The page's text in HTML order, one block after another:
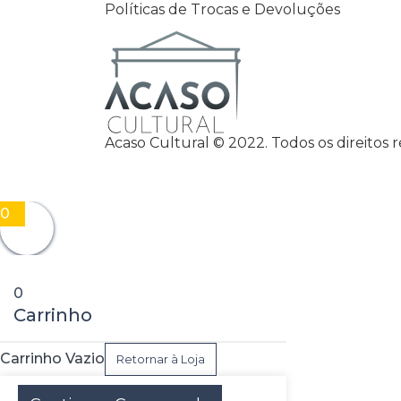
Políticas de Trocas e Devoluções
Acaso Cultural © 2022. Todos os direitos
0
0
Carrinho
Carrinho Vazio Retornar à Loja